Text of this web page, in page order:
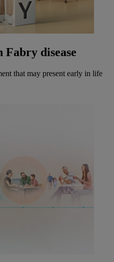
disease
that may present early in life